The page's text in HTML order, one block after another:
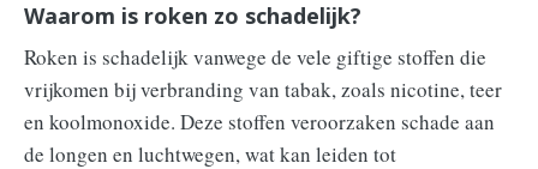
Waarom is roken zo schadelijk?
Roken is schadelijk vanwege de vele giftige stoffen die
vrijkomen bij verbranding van tabak, zoals nicotine, teer
en koolmonoxide. Deze stoffen veroorzaken schade aan
de longen en luchtwegen, wat kan leiden tot